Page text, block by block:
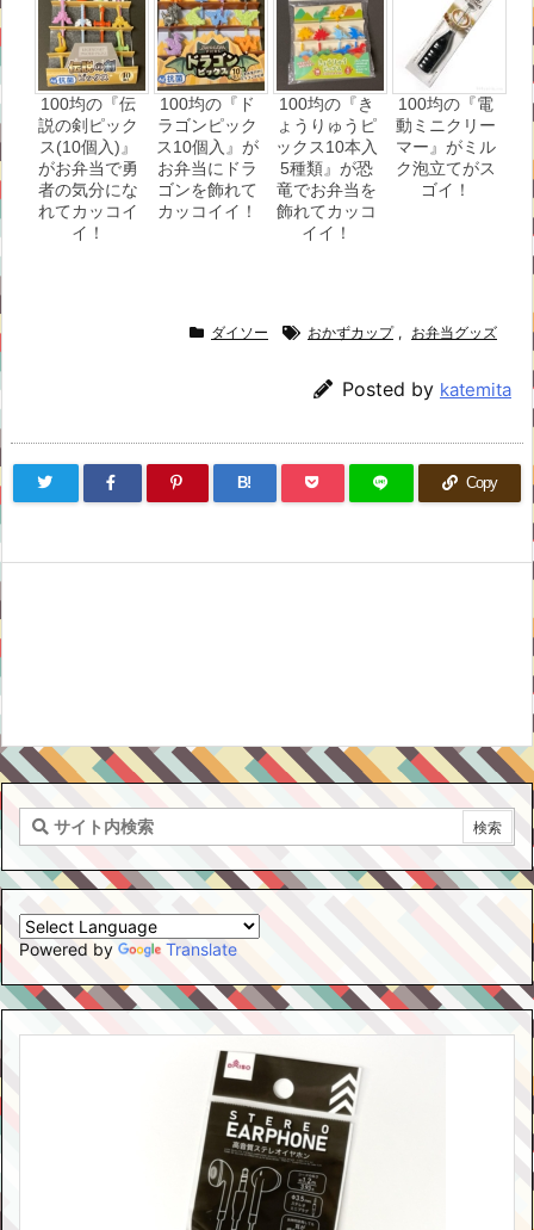
100均の『伝
説の剣ピック
ス(10個入)』
がお弁当で勇
者の気分にな
れてカッコイ
イ！
100均の『ド
ラゴンピック
ス10個入』が
お弁当にドラ
ゴンを飾れて
カッコイイ！
100均の『き
ょうりゅうピ
ックス10本入
5種類』が恐
竜でお弁当を
飾れてカッコ
イイ！
100均の『電
動ミニクリー
マー』がミル
ク泡立てがス
ゴイ！
ダイソー おかずカップ , お弁当グッズ
Posted by katemita
B! Copy
Powered by Translate